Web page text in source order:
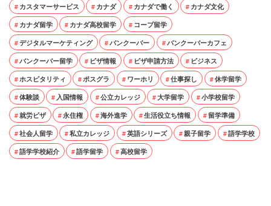
カスタマーサービス
カナダ カナダで働く
カナダ文化
カナダ留学
カナダ高校留学
コープ留学
デジタルマーケティング
バンクーバー
バンクーバーカフェ
バンクーバー留学
ビザ情報 ビザ申請方法
ビジネス
ホスピタリティ
ポスグラ ワーホリ 仕事探し
休学留学
体験談
入国情報 公立カレッジ 大学留学
小学校留学
就労ビザ
永住権 海外進学 生活役立ち情報
留学準備
社会人留学
私立カレッジ 英語シリーズ 親子留学
語学学校
語学学校紹介
語学留学 高校留学